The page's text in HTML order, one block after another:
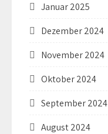
Januar 2025
Dezember 2024
November 2024
Oktober 2024
September 2024
August 2024